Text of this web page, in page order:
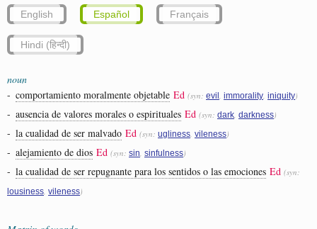
English Español Français
Hindi (हिन्दी)
noun
- comportamiento moralmente objetable Ed (syn: evil immorality iniquity)
- ausencia de valores morales o espirituales Ed (syn: dark darkness)
- la cualidad de ser malvado Ed (syn: ugliness vileness)
- alejamiento de dios Ed (syn: sin sinfulness)
- la cualidad de ser repugnante para los sentidos o las emociones Ed (syn:
lousiness vileness)